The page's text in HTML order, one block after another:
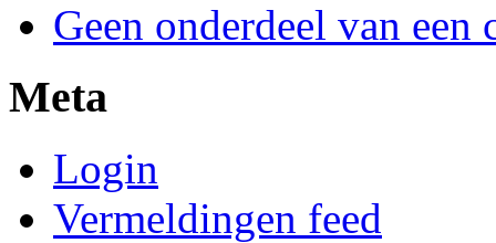
Geen onderdeel van een
Meta
Login
Vermeldingen feed